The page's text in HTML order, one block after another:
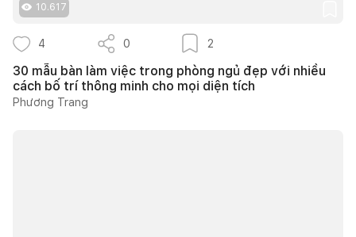
10.617
4 0 2
30 mẫu bàn làm việc trong phòng ngủ đẹp với nhiều
cách bố trí thông minh cho mọi diện tích
Phương Trang